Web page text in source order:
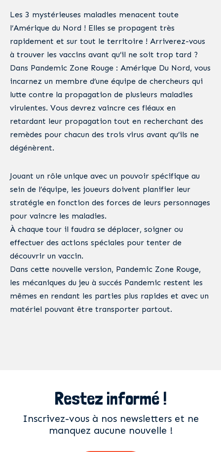
Les 3 mystérieuses maladies menacent toute
l’Amérique du Nord ! Elles se propagent très
rapidement et sur tout le territoire ! Arriverez-vous
à trouver les vaccins avant qu’il ne soit trop tard ?
Dans Pandemic Zone Rouge : Amérique Du Nord, vous
incarnez un membre d’une équipe de chercheurs qui
lutte contre la propagation de plusieurs maladies
virulentes. Vous devrez vaincre ces fléaux en
retardant leur propagation tout en recherchant des
remèdes pour chacun des trois virus avant qu’ils ne
dégénèrent.
Jouant un rôle unique avec un pouvoir spécifique au
sein de l’équipe, les joueurs doivent planifier leur
stratégie en fonction des forces de leurs personnages
pour vaincre les maladies.
À chaque tour il faudra se déplacer, soigner ou
effectuer des actions spéciales pour tenter de
découvrir un vaccin.
Dans cette nouvelle version, Pandemic Zone Rouge,
les mécaniques du jeu à succés Pandemic restent les
mêmes en rendant les parties plus rapides et avec un
matériel pouvant être transporter partout.
Restez informé !
Inscrivez-vous à nos newsletters et ne
manquez aucune nouvelle !